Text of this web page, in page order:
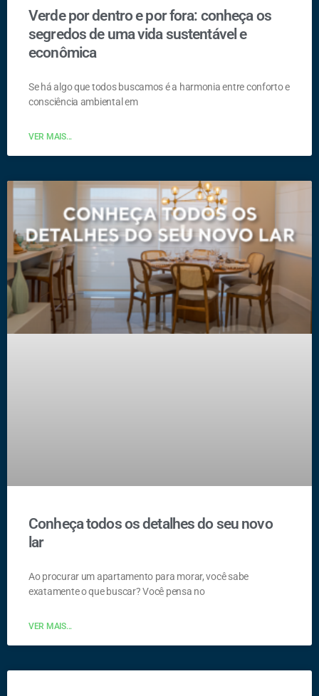
Verde por dentro e por fora: conheça os
segredos de uma vida sustentável e
econômica
Se há algo que todos buscamos é a harmonia entre conforto e
consciência ambiental em
VER MAIS...
Conheça todos os detalhes do seu novo
lar
Ao procurar um apartamento para morar, você sabe
exatamente o que buscar? Você pensa no
VER MAIS...